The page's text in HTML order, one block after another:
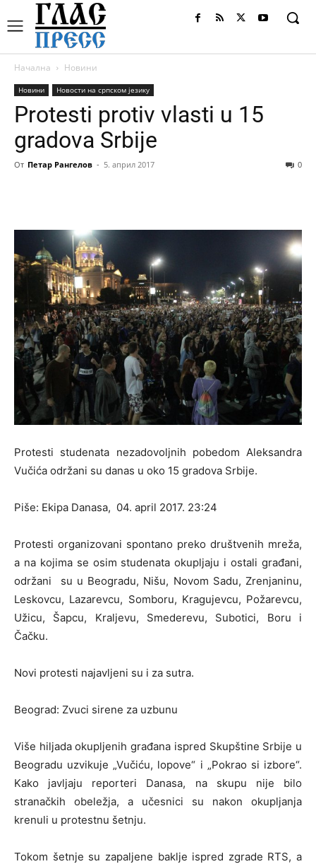
Начална Новини
Новини Новости на српском језику
Protesti protiv vlasti u 15
gradova Srbije
От Петар Рангелов - 5. април 2017 0
Protesti studenata nezadovoljnih pobedom Aleksandra
Vučića održani su danas u oko 15 gradova Srbije.
Piše: Ekipa Danasa, 04. april 2017. 23:24
Protesti organizovani spontano preko društvenih mreža,
a na kojima se osim studenata okupljaju i ostali građani,
održani su u Beogradu, Nišu, Novom Sadu, Zrenjaninu,
Leskovcu, Lazarevcu, Somboru, Kragujevcu, Požarevcu,
Užicu, Šapcu, Kraljevu, Smederevu, Subotici, Boru i
Čačku.
Novi protesti najavljeni su i za sutra.
Beograd: Zvuci sirene za uzbunu
Više hiljada okupljenih građana ispred Skupštine Srbije u
Beogradu uzvikuje „Vučiću, lopove“ i „Pokrao si izbore“.
Kako javljaju reporteri Danasa, na skupu nije bilo
stranačkih obeležja, a učesnici su nakon okupljanja
krenuli u protestnu šetnju.
Tokom šetnje su zapaljene baklje ispred zgrade RTS, a